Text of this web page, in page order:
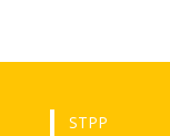
STPP